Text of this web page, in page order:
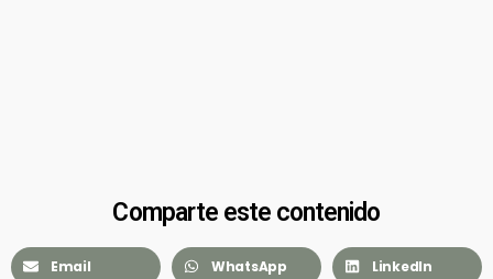
Comparte este contenido
Email WhatsApp LinkedIn